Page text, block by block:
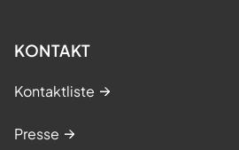
KONTAKT
Kontaktliste
Presse